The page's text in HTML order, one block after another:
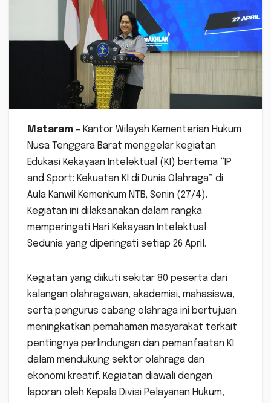
Mataram – Kantor Wilayah Kementerian Hukum
Nusa Tenggara Barat menggelar kegiatan
Edukasi Kekayaan Intelektual (KI) bertema “IP
and Sport: Kekuatan KI di Dunia Olahraga” di
Aula Kanwil Kemenkum NTB, Senin (27/4).
Kegiatan ini dilaksanakan dalam rangka
memperingati Hari Kekayaan Intelektual
Sedunia yang diperingati setiap 26 April.
Kegiatan yang diikuti sekitar 80 peserta dari
kalangan olahragawan, akademisi, mahasiswa,
serta pengurus cabang olahraga ini bertujuan
meningkatkan pemahaman masyarakat terkait
pentingnya perlindungan dan pemanfaatan KI
dalam mendukung sektor olahraga dan
ekonomi kreatif. Kegiatan diawali dengan
laporan oleh Kepala Divisi Pelayanan Hukum,